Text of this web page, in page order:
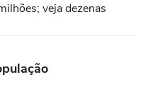
veja dezenas